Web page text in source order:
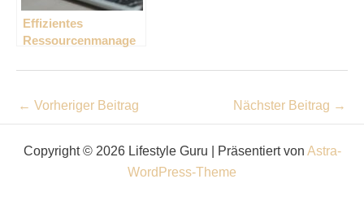
Effizientes
Ressourcenmanage
Unternehmen
← Vorheriger Beitrag Nächster Beitrag →
Copyright © 2026 Lifestyle Guru | Präsentiert von Astra-
WordPress-Theme